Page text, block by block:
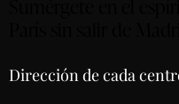
Dirección de cada